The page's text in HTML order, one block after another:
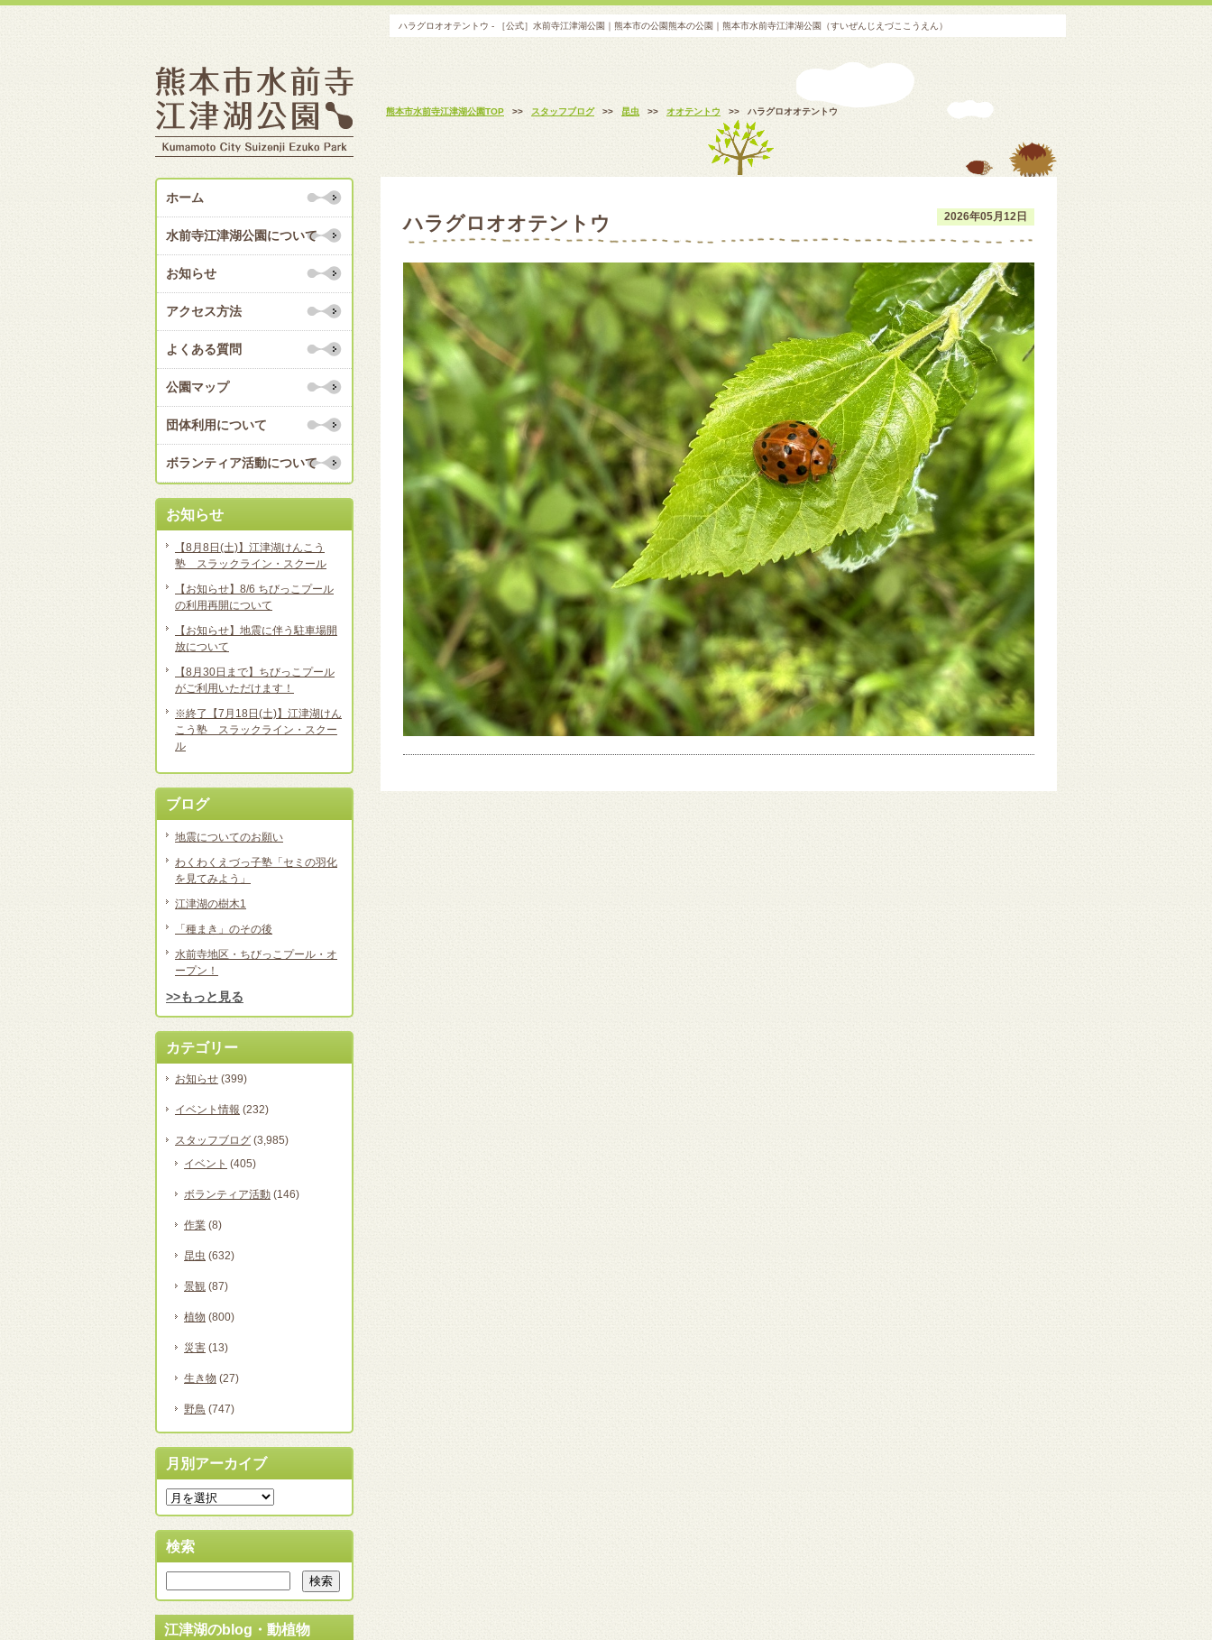
ハラグロオオテントウ - ［公式］水前寺江津湖公園｜熊本市の公園熊本の公園｜熊本市水前寺江津湖公園（すいぜんじえづここうえん）
熊本市水前寺江津湖公園TOP >> スタッフブログ >> 昆虫 >> オオテントウ >> ハラグロオオテントウ
2026年05月12日
ハラグロオオテントウ
ホーム
水前寺江津湖公園について
お知らせ
アクセス方法
よくある質問
公園マップ
団体利用について
ボランティア活動について
お知らせ
【8月8日(土)】江津湖けんこう
塾 スラックライン・スクール
【お知らせ】8/6 ちびっこプール
の利用再開について
【お知らせ】地震に伴う駐車場開
放について
【8月30日まで】ちびっこプール
がご利用いただけます！
※終了【7月18日(土)】江津湖けん
こう塾 スラックライン・スクー
ル
ブログ
地震についてのお願い
わくわくえづっ子塾「セミの羽化
を見てみよう」
江津湖の樹木1
「種まき」のその後
水前寺地区・ちびっこプール・オ
ープン！
>>もっと見る
カテゴリー
お知らせ (399)
イベント情報 (232)
スタッフブログ (3,985)
イベント (405)
ボランティア活動 (146)
作業 (8)
昆虫 (632)
景観 (87)
植物 (800)
災害 (13)
生き物 (27)
野鳥 (747)
月別アーカイブ
検索
江津湖のblog・動植物